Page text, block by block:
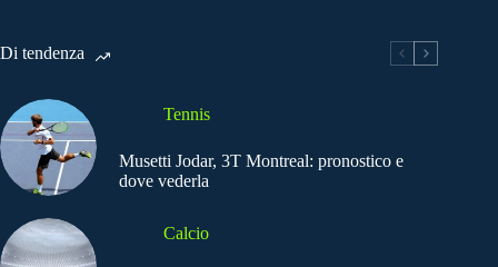
Di tendenza
Tennis
Musetti Jodar, 3T Montreal: pronostico e
dove vederla
Calcio